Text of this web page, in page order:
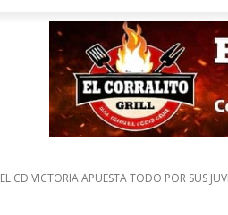
EL CD VICTORIA APUESTA TODO POR SUS